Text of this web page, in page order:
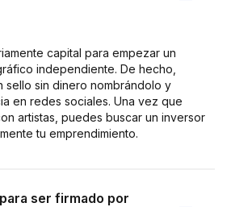
capital para empezar un
independiente. De hecho,
sello sin dinero nombrándolo y
en redes sociales. Una vez que
artistas, puedes buscar un inversor
tu emprendimiento.
ser firmado por